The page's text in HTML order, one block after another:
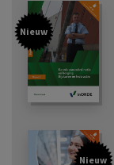
Nieuw
Nieuw